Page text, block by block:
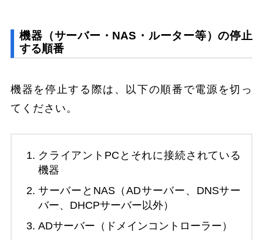
機器（サーバー・NAS・ルーター等）の停止
する順番
機器を停止する際は、以下の順番で電源を切っ
てください。
クライアントPCとそれに接続されている
機器
サーバーとNAS（ADサーバー、DNSサー
バー、DHCPサーバー以外）
ADサーバー（ドメインコントローラー）